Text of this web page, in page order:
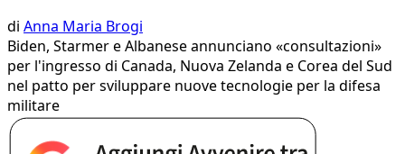
di Anna Maria Brogi
Biden, Starmer e Albanese annunciano «consultazioni»
per l'ingresso di Canada, Nuova Zelanda e Corea del Sud
nel patto per sviluppare nuove tecnologie per la difesa
militare